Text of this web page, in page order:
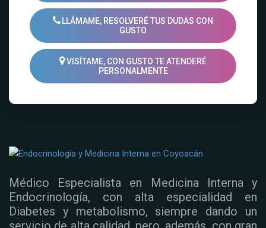
LLÁMAME, RESOLVERÉ TUS DUDAS CON
GUSTO
VISÍTAME, CON GUSTO TE ATENDERÉ
PERSONALMENTE
Médico Especialista en Medicina Interna y
Endocrinología, con alta especialidad en
Diabetes y metabolismo, siempre dando un